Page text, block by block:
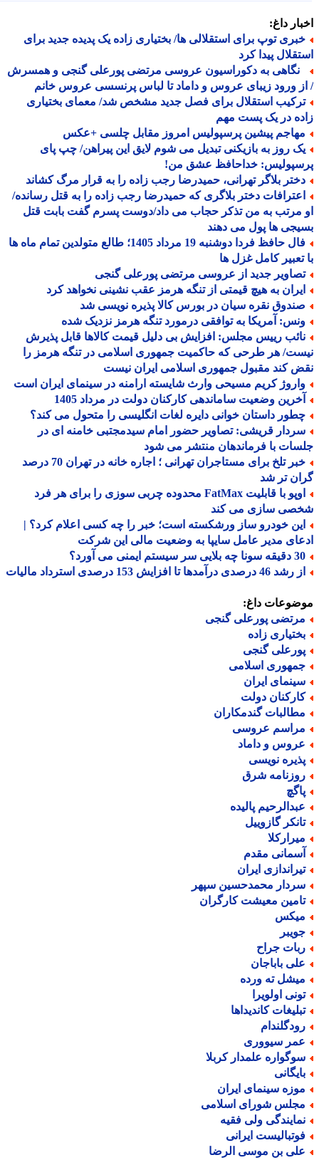
داغ:
توپ برای استقلالی ها/ بختیاری زاده یک پدیده جدید برای
پیدا کرد
به دکوراسیون عروسی مرتضی پورعلی گنجی و همسرش
ورود زیبای عروس و داماد تا لباس پرنسسی عروس خانم
استقلال برای فصل جدید مشخص شد/ معمای بختیاری
در یک پست مهم
پیشین پرسپولیس امروز مقابل چلسی +عکس
روز به بازیکنی تبدیل می شوم لایق این پیراهن/ چپ پای
خداحافظ عشق من!
بلاگر تهرانی، حمیدرضا رجب زاده را به قرار مرگ کشاند
دختر بلاگری که حمیدرضا رجب زاده را به قتل رسانده/
مرتب به من تذکر حجاب می داد/دوست پسرم گفت بابت قتل
ها پول می دهند
فال حافظ فردا دوشنبه 19 مرداد 1405؛ طالع متولدین تمام ماه ها
کامل غزل ها
جدید از عروسی مرتضی پورعلی گنجی
به هیچ قیمتی از تنگه هرمز عقب نشینی نخواهد کرد
نقره سیان در بورس کالا پذیره نویسی شد
آمریکا به توافقی درمورد تنگه هرمز نزدیک شده
رییس مجلس: افزایش بی دلیل قیمت کالاها قابل پذیرش
هر طرحی که حاکمیت جمهوری اسلامی در تنگه هرمز را
کند مقبول جمهوری اسلامی ایران نیست
کریم مسیحی وارث شایسته ارامنه در سینمای ایران است
وضعیت ساماندهی کارکنان دولت در مرداد 1405
داستان خوانی دایره لغات انگلیسی را متحول می کند؟
قریشی: تصاویر حضور امام سیدمجتبی خامنه ای در
با فرماندهان منتشر می شود
خبر تلخ برای مستاجران تهرانی ؛ اجاره خانه در تهران 70 درصد
تر شد
اوپو با قابلیت FatMax محدوده چربی سوزی را برای هر فرد
سازی می کند
خودرو ساز ورشکسته است؛ خبر را چه کسی اعلام کرد؟ |
مدیر عامل سایپا به وضعیت مالی این شرکت
سر سیستم ایمنی می آورد؟
درصدی درآمدها تا افزایش 153 درصدی استرداد مالیات
داغ:
پورعلی گنجی
زاده
گنجی
اسلامی
ایران
دولت
گندمکاران
عروسی
و داماد
نویسی
شرق
پالیده
گازوییل
مقدم
ایران
محمدحسین سپهر
معیشت کارگران
جراح
باباجان
ته ورده
اولویرا
کاندیداها
سیووری
علمدار کربلا
سینمای ایران
شورای اسلامی
ولی فقیه
ایرانی
بن موسی الرضا